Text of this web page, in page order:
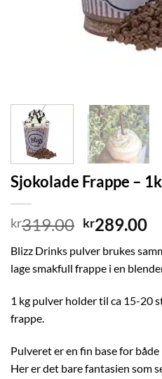
Sjokolade Frappe –
kr319.00
var:
kr319.00.
kr289.00
Blizz Drinks pulver brukes
lage smakfull frappe i en
1 kg pulver holder til ca 15-20
frappe.
Pulveret er en fin base for
Her er det bare fantasien som